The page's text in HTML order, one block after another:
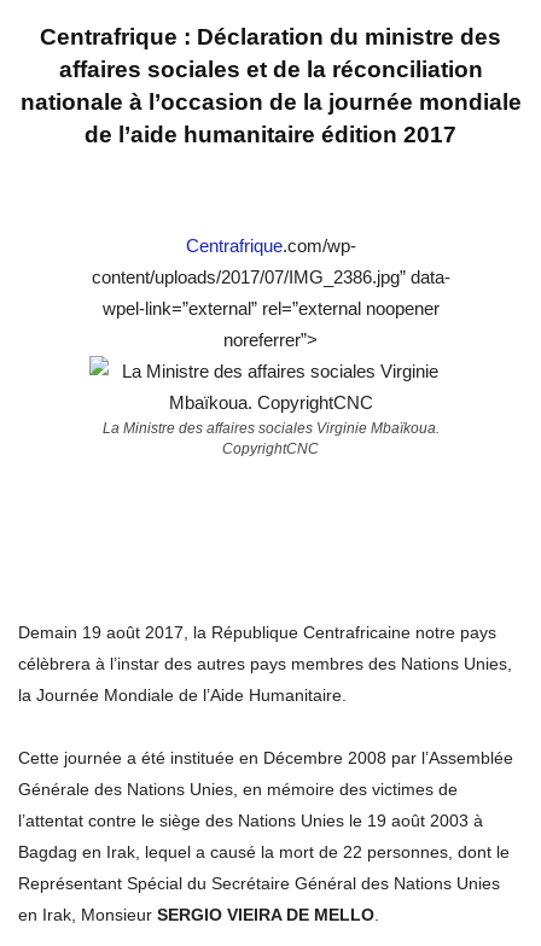
Centrafrique : Déclaration du ministre des
affaires sociales et de la réconciliation
nationale à l’occasion de la journée mondiale
de l’aide humanitaire édition 2017
Centrafrique.com/wp-
content/uploads/2017/07/IMG_2386.jpg” data-
wpel-link=”external” rel=”external noopener
noreferrer”>
La Ministre des affaires sociales Virginie Mbaïkoua.
CopyrightCNC
Demain 19 août 2017, la République Centrafricaine notre pays
célèbrera à l’instar des autres pays membres des Nations Unies,
la Journée Mondiale de l’Aide Humanitaire.
Cette journée a été instituée en Décembre 2008 par l’Assemblée
Générale des Nations Unies, en mémoire des victimes de
l’attentat contre le siège des Nations Unies le 19 août 2003 à
Bagdag en Irak, lequel a causé la mort de 22 personnes, dont le
Représentant Spécial du Secrétaire Général des Nations Unies
en Irak, Monsieur SERGIO VIEIRA DE MELLO.